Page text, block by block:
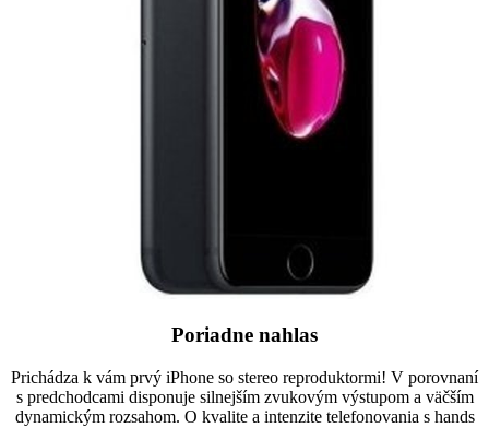
Poriadne nahlas
Prichádza k vám prvý iPhone so stereo reproduktormi! V porovnaní
s predchodcami disponuje silnejším zvukovým výstupom a väčším
dynamickým rozsahom. O kvalite a intenzite telefonovania s hands